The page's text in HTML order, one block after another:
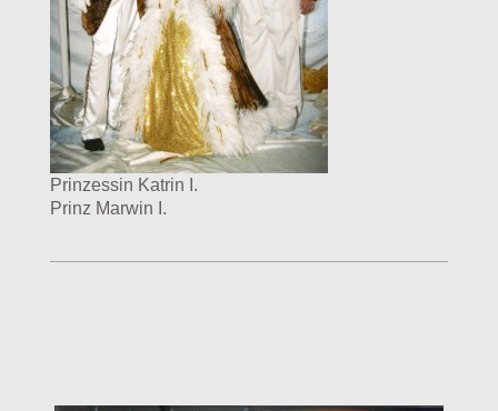
Prinzessin Katrin I.
Prinz Marwin I.